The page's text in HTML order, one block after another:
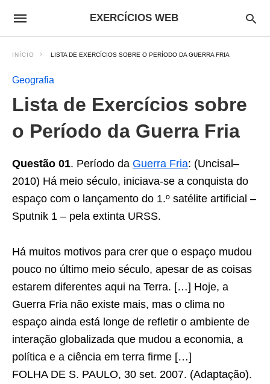
EXERCÍCIOS WEB
INÍCIO LISTA DE EXERCÍCIOS SOBRE O PERÍODO DA GUERRA FRIA
Geografia
Lista de Exercícios sobre
o Período da Guerra Fria
Questão 01. Período da Guerra Fria: (Uncisal–
2010) Há meio século, iniciava-se a conquista do
espaço com o lançamento do 1.º satélite artificial –
Sputnik 1 – pela extinta URSS.
Há muitos motivos para crer que o espaço mudou
pouco no último meio século, apesar de as coisas
estarem diferentes aqui na Terra. […] Hoje, a
Guerra Fria não existe mais, mas o clima no
espaço ainda está longe de refletir o ambiente de
interação globalizada que mudou a economia, a
política e a ciência em terra firme […]
FOLHA DE S. PAULO, 30 set. 2007. (Adaptação).